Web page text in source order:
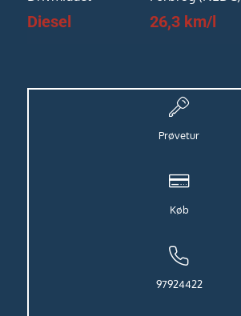
Diesel 26,3 km/l
Prøvetur
Køb
97924422